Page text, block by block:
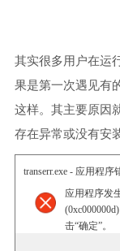
其实很多用户在运
果是第一次遇见有
这样。其主要原因
存在异常或没有安
transerr.exe - 应用程序
应用程序发
击“确定”。